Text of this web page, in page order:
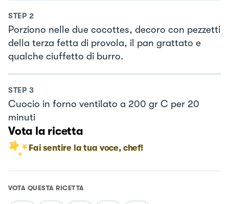
STEP 2
Porziono nelle due cocottes, decoro con pezzetti
della terza fetta di provola, il pan grattato e
qualche ciuffetto di burro.
STEP 3
Cuocio in forno ventilato a 200 gr C per 20
minuti
Vota la ricetta
Fai sentire la tua voce, chef!
VOTA QUESTA RICETTA